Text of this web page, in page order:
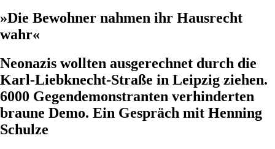
»Die Bewohner nahmen ihr Hausrecht
wahr«
Neonazis wollten ausgerechnet durch die
Karl-Liebknecht-Straße in Leipzig ziehen.
6000 Gegendemonstranten verhinderten
braune Demo. Ein Gespräch mit Henning
Schulze